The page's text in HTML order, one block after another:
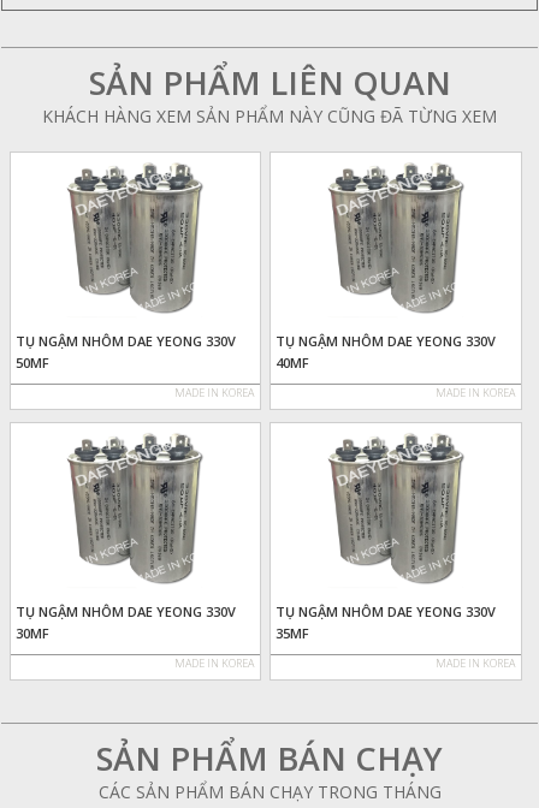
SẢN PHẨM LIÊN QUAN
KHÁCH HÀNG XEM SẢN PHẨM NÀY CŨNG ĐÃ TỪNG XEM
TỤ NGẬM NHÔM DAE YEONG 330V
50MF
MADE IN KOREA
TỤ NGẬM NHÔM DAE YEONG 330V
40MF
MADE IN KOREA
TỤ NGẬM NHÔM DAE YEONG 330V
30MF
MADE IN KOREA
TỤ NGẬM NHÔM DAE YEONG 330V
35MF
MADE IN KOREA
SẢN PHẨM BÁN CHẠY
CÁC SẢN PHẨM BÁN CHẠY TRONG THÁNG